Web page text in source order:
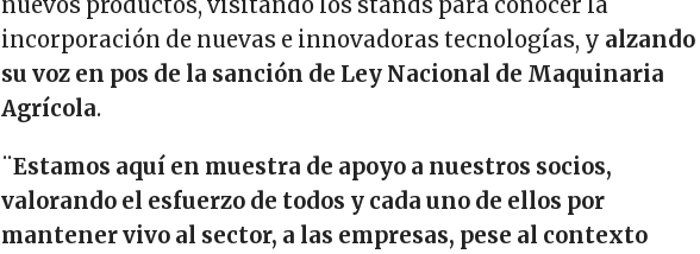
incorporación de nuevas e innovadoras tecnologías, y alzando
su voz en pos de la sanción de Ley Nacional de Maquinaria
Agrícola.
¨Estamos aquí en muestra de apoyo a nuestros socios,
valorando el esfuerzo de todos y cada uno de ellos por
mantener vivo al sector, a las empresas, pese al contexto